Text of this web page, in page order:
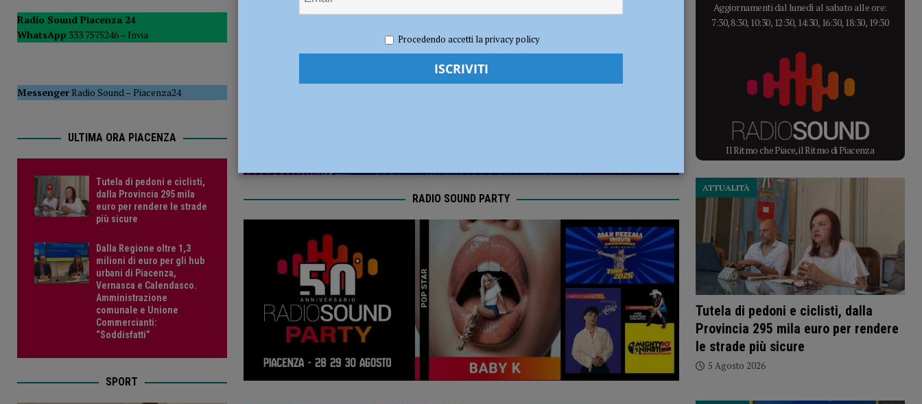
POLITICA
[ 5 Agosto 2026 ] Caldo estremo e asili nido, Tagliaferri (FdI): “Verificare subito la situazione nella provincia di Piacenza”
Redazione FG Attualità
RADIO SOUND PARTY
Radio Sound Piacenza 24
WhatsApp 333 7575246 – Invia
MessengerRadio Sound–Piacenza24
ULTIMA ORA PIACENZA
Tutela di pedoni e ciclisti,
dalla Provincia 295 mila
euro per rendere le strade
più sicure
Dalla Regione oltre 1,3
milioni di euro per gli hub
urbani di Piacenza,
Vernasca e Calendasco.
Amministrazione
comunale e Unione
Commercianti:
“Soddisfatti”
SPORT
Aggiornamenti dal lunedì al sabato alle ore:
7:30, 8:30, 10:30, 12:30, 14:30, 16:30, 18:30, 19:30
Il Ritmo che Piace, il Ritmo di Piacenza
Tutela di pedoni e ciclisti, dalla
Provincia 295 mila euro per rendere
le strade più sicure
ATTUALITÀ
5 Agosto 2026
Procedendo accetti la privacy policy